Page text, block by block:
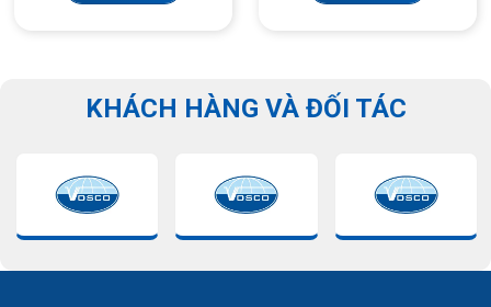
KHÁCH HÀNG VÀ ĐỐI TÁC